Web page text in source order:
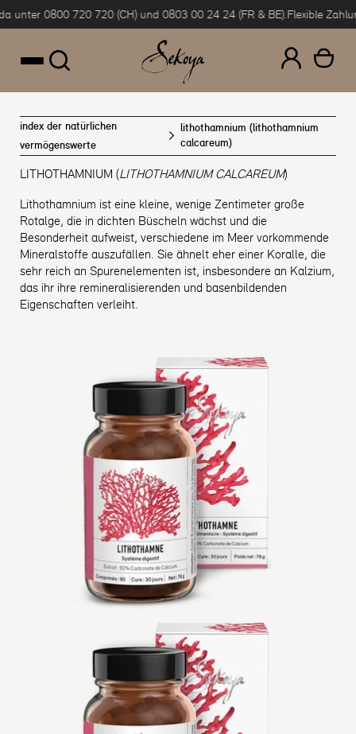
Inhalt springen
0800 720 720 (CH) und 0803 00 24 24 (FR & BE).Flexible
index der natürlichen
vermögenswerte
lithothamnium (lithothamnium
calcareum)
LITHOTHAMNIUM (LITHOTHAMNIUM CALCAREUM)
Lithothamnium ist eine kleine, wenige Zentimeter große
Rotalge, die in dichten Büscheln wächst und die
Besonderheit aufweist, verschiedene im Meer vorkommende
Mineralstoffe auszufällen. Sie ähnelt eher einer Koralle, die
sehr reich an Spurenelementen ist, insbesondere an Kalzium,
das ihr ihre remineralisierenden und basenbildenden
Eigenschaften verleiht.